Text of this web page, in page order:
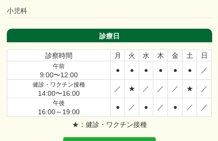
小児科
診療日
診察時間 月 火 水 木 金 土 日
午前
9:00〜12:00
● ● ● ● ● ● ／
健診・ワクチン接種
14:00〜16:00
／ ★ ／ ／ ／ ★ ／
午後
16:00～19:00
● ／ ● ／ ● ／ ／
★：健診・ワクチン接種